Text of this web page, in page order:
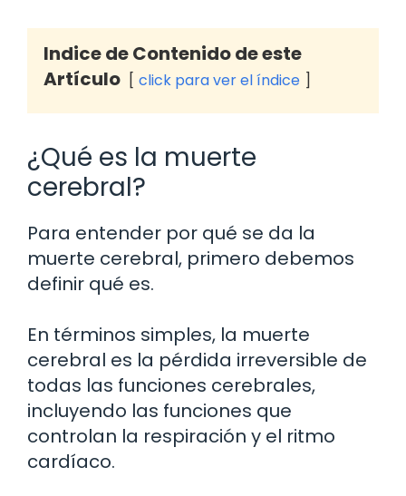
Indice de Contenido de este
Artículo
click para ver el índice
¿Qué es la muerte
cerebral?
Para entender por qué se da la
muerte cerebral, primero debemos
definir qué es.
En términos simples, la muerte
cerebral es la pérdida irreversible de
todas las funciones cerebrales,
incluyendo las funciones que
controlan la respiración y el ritmo
cardíaco.